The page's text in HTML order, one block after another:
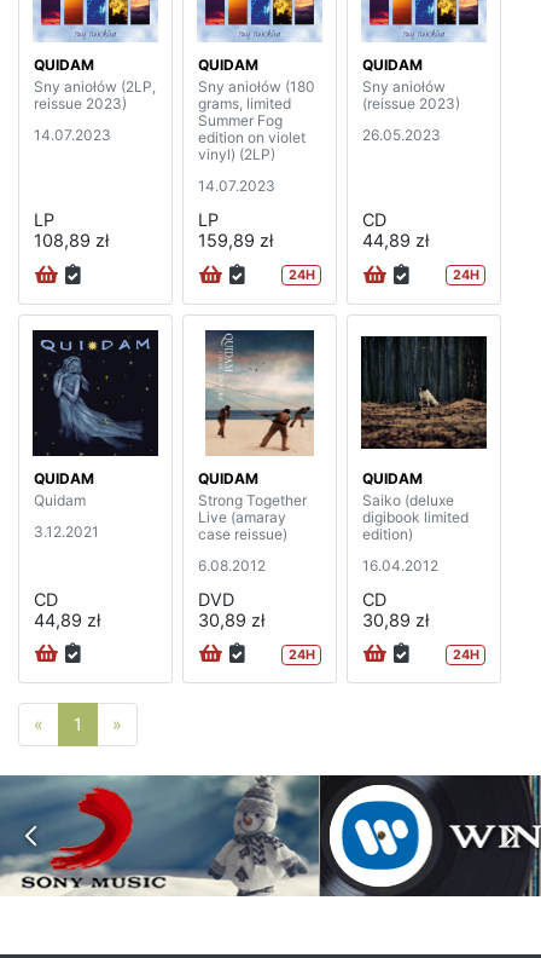
QUIDAM
Sny aniołów (2LP,
reissue 2023)
14.07.2023
LP
108,89 zł
QUIDAM
Sny aniołów (180
grams, limited
Summer Fog
edition on violet
vinyl) (2LP)
14.07.2023
LP
159,89 zł
24H
QUIDAM
Sny aniołów
(reissue 2023)
26.05.2023
CD
44,89 zł
24H
QUIDAM
Quidam
3.12.2021
CD
44,89 zł
QUIDAM
Strong Together
Live (amaray
case reissue)
6.08.2012
DVD
30,89 zł
24H
QUIDAM
Saiko (deluxe
digibook limited
edition)
16.04.2012
CD
30,89 zł
24H
« Poprzednia strona
1 »